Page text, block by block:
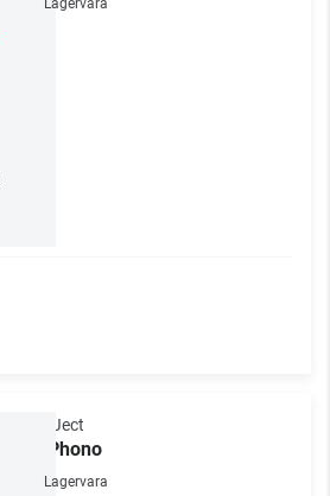
Lagervara
Pro-Ject
E1 Phono
Lagervara